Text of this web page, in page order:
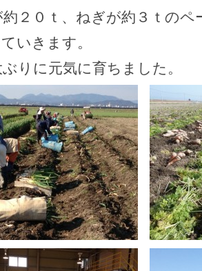
２０ｔ、ねぎが約３ｔのペ
いきます。
りに元気に育ちました。